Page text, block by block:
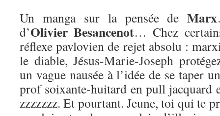
Un manga sur la pensée deMarx
d’Olivier Besancenot… Chez
réflexe pavlovien de rejet absolu :
le diable, Jésus-Marie-Joseph
un vague nausée à l’idée de se taper
prof soixante-huitard en pull jacquard
zzzzzzz. Et pourtant. Jeune, toi qui te